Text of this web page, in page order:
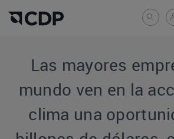
Las mayores
mundo ven en la
clima una